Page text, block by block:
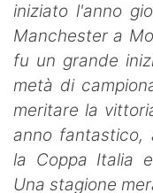
iniziato l'anno
Manchester a
fu un grande
metà di
meritare la
anno fantastico,
la Coppa Italia
Una stagione